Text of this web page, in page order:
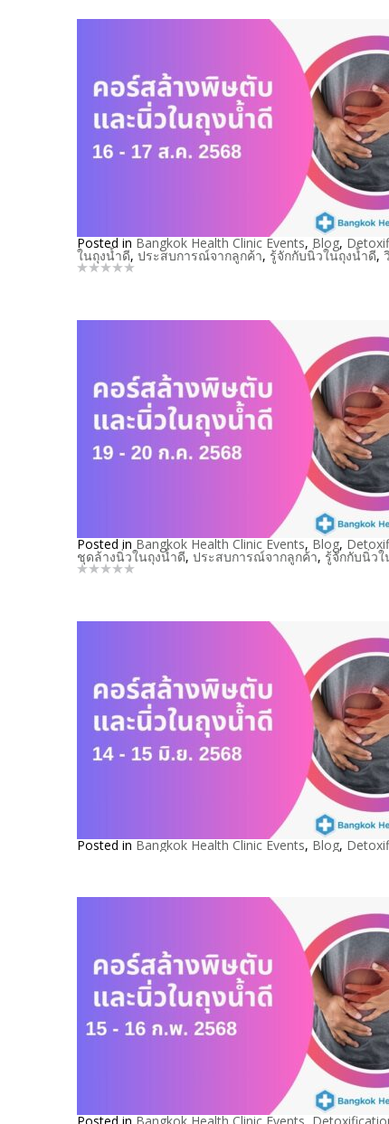
Posted inBangkok Health Clinic Events, Blog,
ในถุงน้ำดี, ประสบการณ์จากลูกค้า, รู้จักกับนิ่วในถุงน้ำดี,
Posted inBangkok Health Clinic Events, Blog,
ชุดล้างนิ่วในถุงน้ำดี, ประสบการณ์จากลูกค้า, รู้จักกับนิ่ว
Posted inBangkok Health Clinic Events, Blog,